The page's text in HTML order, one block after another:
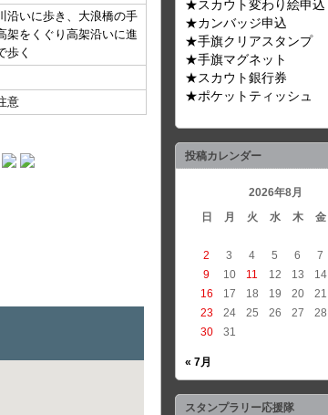
沿いに歩き、大浪橋の手
架をくぐり高架沿いに進
歩く
意
★スカウト変わり絵申込
★カンバッジ申込
★手旗クリアスタンプ
★手旗マグネット
★スカウト銀行券
★ポケットティッシュ
投稿カレンダー
2026年8月
日
月 火 水 木 金
2
3 4 5 6 7
9
10 11 12 13 14
16
17 18 19 20 21
23
24 25 26 27 28
30
31
« 7月
スタンプラリー応援隊